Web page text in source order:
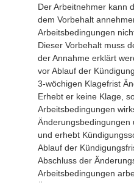
Der Arbeitnehmer kann
dem Vorbehalt
Arbeitsbedingungen
Dieser Vorbehalt muss
der Annahme erklärt
vor Ablauf der
3-wöchigen Klagefrist
Erhebt er keine Klage,
Arbeitsbedingungen
Änderungsbedingungen
und erhebt
Ablauf der
Abschluss der
Arbeitsbedingungen